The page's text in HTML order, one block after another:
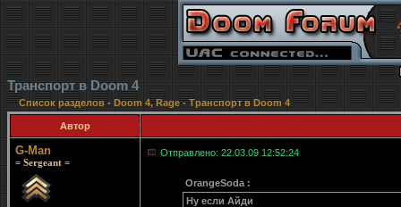
Транспорт в Doom 4
Список разделов- Doom 4, Rage-Транспорт в Doom 4
Автор
G-Man
= Sergeant =
Отправлено: 22.03.09 12:52:24
OrangeSoda :
Ну если Айди